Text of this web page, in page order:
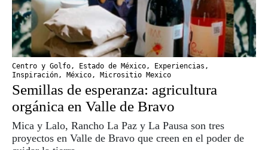
Centro y Golfo, Estado de México, Experiencias ,
Inspiración, México, Micrositio Mexico
Semillas de esperanza: agricultura
orgánica en Valle de Bravo
Mica y Lalo, Rancho La Paz y La Pausa son tres
proyectos en Valle de Bravo que creen en el poder de